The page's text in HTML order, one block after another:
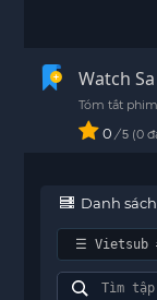
Watch
0 / 5 0
Danh